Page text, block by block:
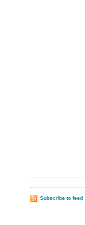
Subscribe to feed